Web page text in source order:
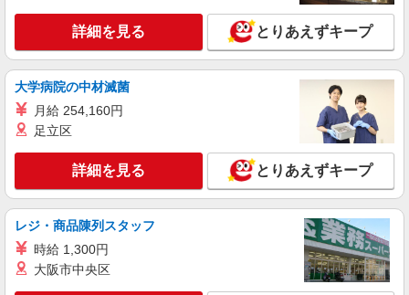
パート 派遣社員
日研トータルソーシング株式会社 メディカルケア事業部/京都オフィ
ス【看護助手】
看護助手（ナースエイド）
時給1,350円 ★週払いOK（規定あり） ※給与
幅は経験・能力による
京都府京都市左京区 【最寄駅】修学院駅
詳細を見る
アルバイト パート 派遣社員
日研トータルソーシング株式会社 メディカルケア事業部/京都オフィ
ス【看護助手】
詳細を見る とりあえずキープ
大学病院の中材滅菌
月給 254,160円
足立区
詳細を見る とりあえずキープ
レジ・商品陳列スタッフ
時給 1,300円
大阪市中央区